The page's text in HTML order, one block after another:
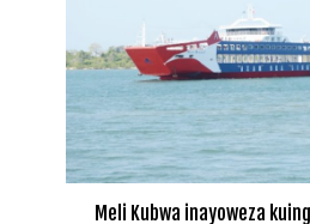
Meli Kubwa inayoweza